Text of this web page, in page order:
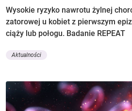
Wysokie ryzyko nawrotu żylnej
zatorowej u kobiet z pierwszym
ciąży lub połogu. Badanie REPEAT
Aktualności